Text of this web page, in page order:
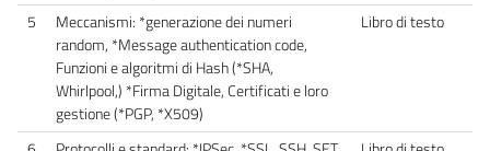
5
Meccanismi: *generazione dei numeri
random, *Message authentication code,
Funzioni e algoritmi di Hash (*SHA,
Whirlpool,) *Firma Digitale, Certificati e loro
gestione (*PGP, *X509)
Libro di testo